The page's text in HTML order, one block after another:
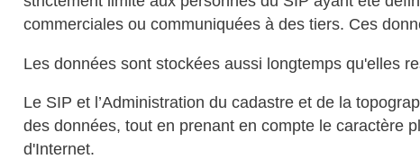
commerciales ou communiquées à des tiers. Ces
Les données sont stockées aussi longtemps qu'elles
Le SIP et l’Administration du cadastre et de la
des données, tout en prenant en compte le caractère
d'Internet.